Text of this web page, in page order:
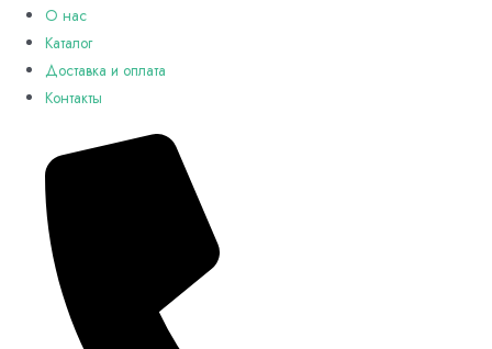
О нас
Каталог
Доставка и оплата
Контакты